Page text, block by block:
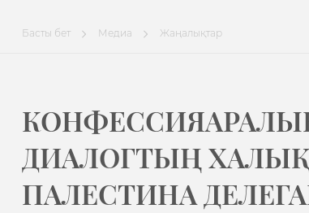
Басты бет Медиа Жаңалықтар
ДИАЛОГТЫҢ
ПАЛЕСТИНА